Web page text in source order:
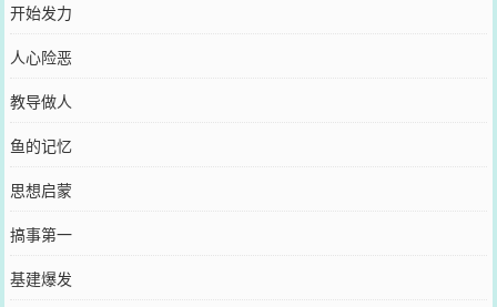
开始发力
人心险恶
教导做人
鱼的记忆
思想启蒙
搞事第一
基建爆发